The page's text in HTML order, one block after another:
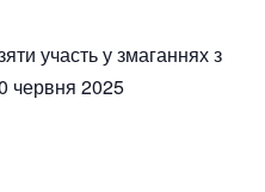
участь у змаганнях з
червня 2025